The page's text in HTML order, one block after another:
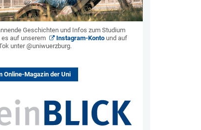
Geschichten und Infos zum Studium
es auf unserem
Instagram-Konto und auf
unter @uniwuerzburg.
Online-Magazin der Uni